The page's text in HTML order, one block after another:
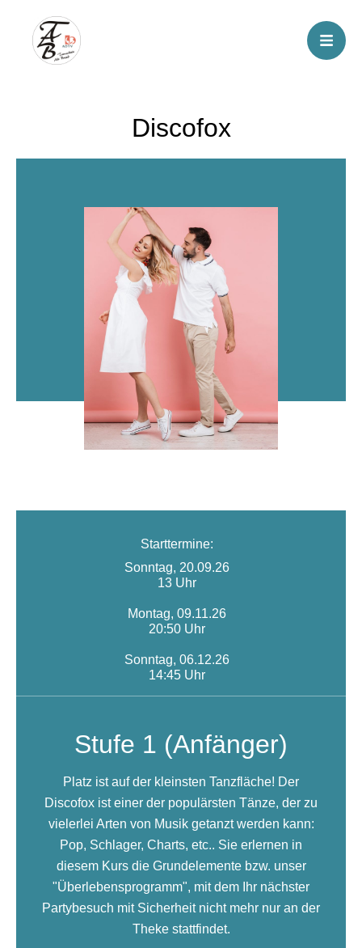
Discofox
Starttermine:
Sonntag, 20.09.26
13 Uhr
Montag, 09.11.26
20:50 Uhr
Sonntag, 06.12.26
14:45 Uhr
Stufe 1 (Anfänger)
Platz ist auf der kleinsten Tanzfläche! Der
Discofox ist einer der populärsten Tänze, der zu
vielerlei Arten von Musik getanzt werden kann:
Pop, Schlager, Charts, etc.. Sie erlernen in
diesem Kurs die Grundelemente bzw. unser
"Überlebensprogramm", mit dem Ihr nächster
Partybesuch mit Sicherheit nicht mehr nur an der
Theke stattfindet.